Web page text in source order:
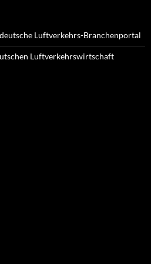
Luftverkehrs-Branchenportal
Luftverkehrswirtschaft